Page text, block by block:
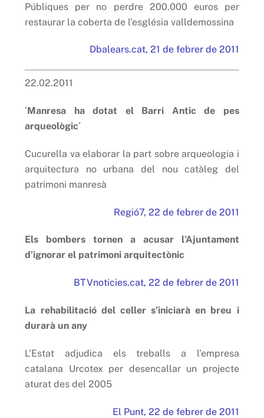
Públiques per no perdre 200.000 euros per
restaurar la coberta de l’església valldemossina
Dbalears.cat, 21 de febrer de 2011
22.02.2011
´Manresa ha dotat el Barri Antic de pes
arqueològic´
Cucurella va elaborar la part sobre arqueologia i
arquitectura no urbana del nou catàleg del
patrimoni manresà
Regió7, 22 de febrer de 2011
Els bombers tornen a acusar l’Ajuntament
d’ignorar el patrimoni arquitectònic
BTVnoticies.cat, 22 de febrer de 2011
La rehabilitació del celler s’iniciarà en breu i
durarà un any
L’Estat adjudica els treballs a l’empresa
catalana Urcotex per desencallar un projecte
aturat des del 2005
El Punt, 22 de febrer de 2011